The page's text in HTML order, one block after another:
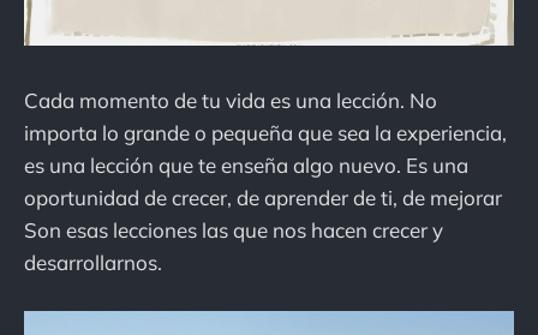
Cada momento de tu vida es una lección. No
importa lo grande o pequeña que sea la experiencia,
es una lección que te enseña algo nuevo. Es una
oportunidad de crecer, de aprender de ti, de mejorar
Son esas lecciones las que nos hacen crecer y
desarrollarnos.